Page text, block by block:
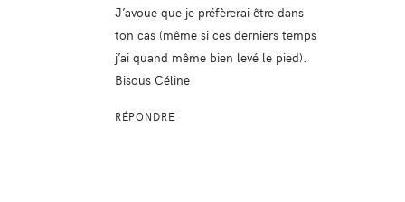
J’avoue que je préfèrerai être dans
ton cas (même si ces derniers temps
j’ai quand même bien levé le pied).
Bisous Céline
RÉPONDRE